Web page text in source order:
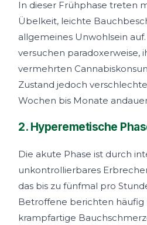
In dieser Frühphase treten
Übelkeit, leichte
allgemeines Unwohlsein
versuchen paradoxerweise,
vermehrten
Zustand jedoch
Wochen bis Monate
2. Hyperemetische
Die akute Phase ist durch
unkontrollierbares
das bis zu fünfmal pro
Betroffene berichten häufig
krampfartige